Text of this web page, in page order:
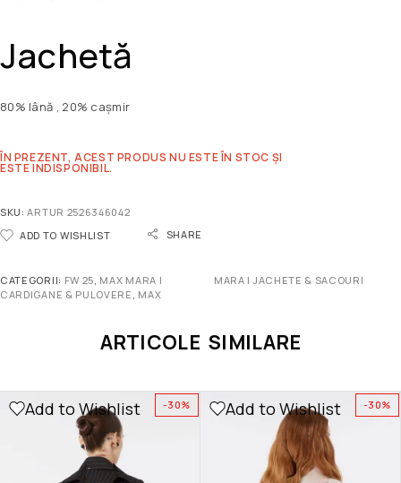
Jachetă
80% lână , 20% cașmir
ÎN PREZENT, ACEST PRODUS NU ESTE ÎN STOC ȘI
ESTE INDISPONIBIL.
SKU:ARTUR 2526346042
ADD TO WISHLIST
SHARE
CATEGORII: FW 25 MAX MARA |
CARDIGANE & PULOVERE MAX
MARA | JACHETE & SACOURI
ARTICOLE SIMILARE
-30%
Add to Wishlist -30%
Add to Wishlist